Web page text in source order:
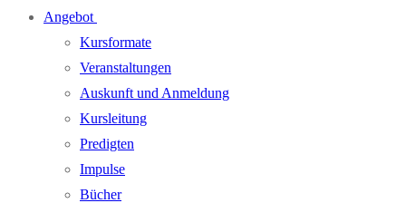
Angebot
Kursformate
Veranstaltungen
Auskunft und Anmeldung
Kursleitung
Predigten
Impulse
Bücher